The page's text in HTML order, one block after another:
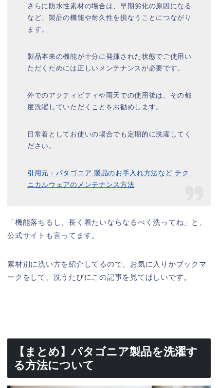
さらに防水性素材の場合は、早期劣化の原因になる
など、製品の機能や耐久性を損なうことにつながり
ます。
製品本来の機能が十分に発揮された状態でご使用い
ただくためには正しいメンテナンスが必要です。
外でのアクティビティや雨天での使用後は、その都
度洗濯していただくことをお勧めします。
日常着としてお使いの場合でも定期的に洗濯してく
ださい。
引用元：パタゴニア 製品のお手入れ方法など テク
ニカルウェアのメンテナンス方法
「機能落ちるし、長く着たいならなるべく洗ってね」と、
公式サイトも言ってます。
素材別に洗い方を紹介してるので、お気に入りかブックマ
ークをして、洗うたびにこの記事を見てほしいです。
【まとめ】パタゴニア製品を洗濯す
る方法について